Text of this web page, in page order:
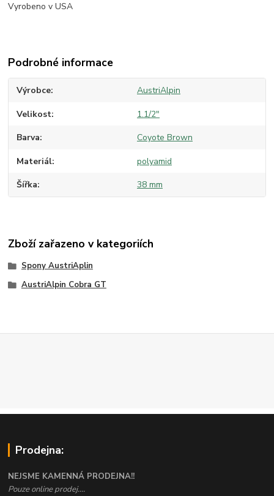
Vyrobeno v USA
Podrobné informace
Výrobce AustriAlpin
Velikost 1.1/2"
Barva Coyote Brown
Materiál polyamid
Šířka 38 mm
Zboží zařazeno v kategoriích
Spony AustriAplin
AustriAlpin Cobra GT
Prodejna:
NEJSME KAMENNÁ PRODEJNA!!
Pouze online prodej....